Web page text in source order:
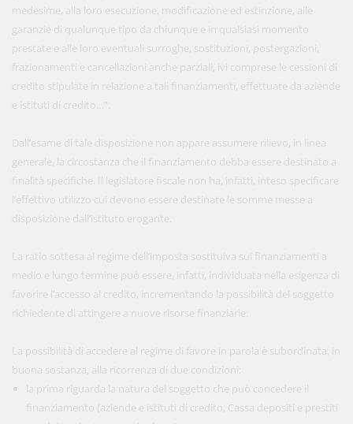
medesime, alla loro esecuzione, modificazione ed estinzione, alle
garanzie di qualunque tipo da chiunque e in qualsiasi momento
prestate e alle loro eventuali surroghe, sostituzioni, postergazioni,
frazionamenti e cancellazioni anche parziali, ivi comprese le cessioni di
credito stipulate in relazione a tali finanziamenti, effettuate da aziende
e istituti di credito…”.
Dall’esame di tale disposizione non appare assumere rilievo, in linea
generale, la circostanza che il finanziamento debba essere destinato a
finalità specifiche. Il legislatore fiscale non ha, infatti, inteso specificare
l’effettivo utilizzo cui devono essere destinate le somme messe a
disposizione dall’istituto erogante.
La ratio sottesa al regime dell’imposta sostituiva sui finanziamenti a
medio e lungo termine può essere, infatti, individuata nella esigenza di
favorire l’accesso al credito, incrementando la possibilità del soggetto
richiedente di attingere a nuove risorse finanziarie.
La possibilità di accedere al regime di favore in parola è subordinata, in
buona sostanza, alla ricorrenza di due condizioni:
la prima riguarda la natura del soggetto che può concedere il
finanziamento (aziende e istituti di credito, Cassa depositi e prestiti